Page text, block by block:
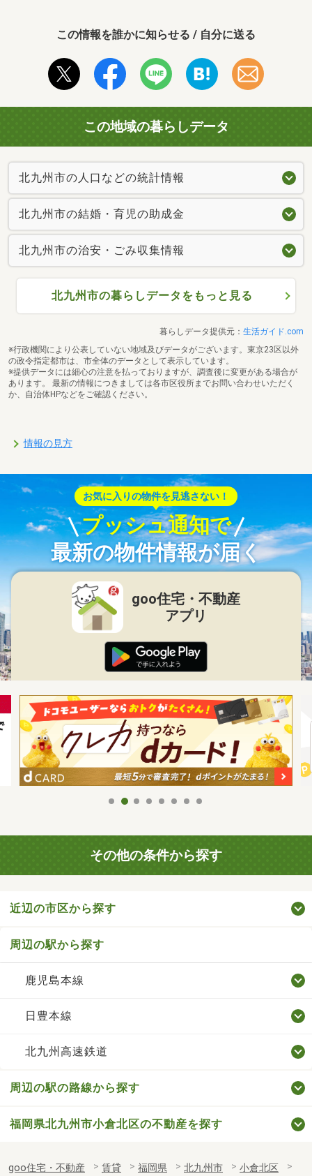
この情報を誰かに知らせる / 自分に送る
この地域の暮らしデータ
北九州市の人口などの統計情報
北九州市の結婚・育児の助成金
北九州市の治安・ごみ収集情報
北九州市の暮らしデータをもっと見る
暮らしデータ提供元： 生活ガイド.com
※行政機関により公表していない地域及びデータがございます。東京23区以外
の政令指定都市は、市全体のデータとして表示しています。
※提供データには細心の注意を払っておりますが、調査後に変更がある場合が
あります。 最新の情報につきましては各市区役所までお問い合わせいただく
か、自治体HPなどをご確認ください。
情報の見方
お気に入りの物件を見逃さない！
プッシュ通知で
最新の物件情報が届く
goo住宅・不動産
アプリ
その他の条件から探す
近辺の市区から探す
周辺の駅から探す
鹿児島本線
日豊本線
北九州高速鉄道
周辺の駅の路線から探す
福岡県北九州市小倉北区の不動産を探す
goo住宅・不動産 賃貸 福岡県 北九州市
小倉北区